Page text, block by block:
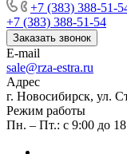
+7 (383) 388-51-
+7 (383) 388-51-54
Заказать звонок
E-mail
sale@rza-estra.ru
Адрес
г. Новосибирск, ул.
Режим работы
Пн. – Пт.: с 9:00 до